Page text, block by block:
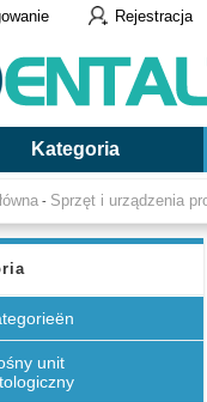
Rejestracja
Kategoria
- Sprzęt i urządzenia
unit